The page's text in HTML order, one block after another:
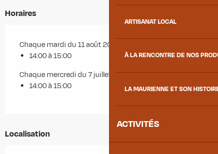
ARTISANAT LOCAL
À LA RENCONTRE DE NOS
LA MAURIENNE ET SON
ACTIVITÉS
Horaires
Chaque mardi du 11 août 2026 au 25 août 2026
14:00 à 15:00
Chaque mercredi du 7 juillet 2027 au 4 août 2027
14:00 à 15:00
Localisation